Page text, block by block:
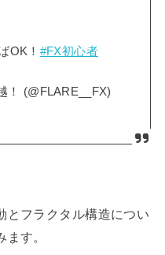
OK！ #FX初心者
！ (@FLARE__FX)
フラクタル構造につい
す。